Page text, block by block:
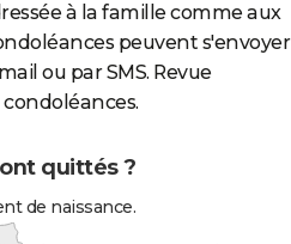
à la famille comme aux
peuvent s'envoyer
ou par SMS. Revue
quittés ?
de naissance.